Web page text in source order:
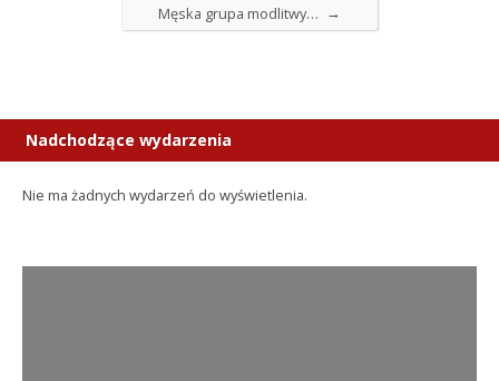
Męska grupa modlitwy… →
Nadchodzące wydarzenia
Nie ma żadnych wydarzeń do wyświetlenia.